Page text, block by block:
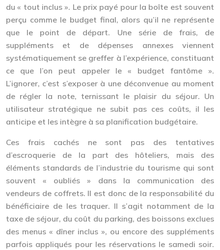
du « tout inclus ». Le prix payé pour la boîte est souvent
perçu comme le budget final, alors qu’il ne représente
que le point de départ. Une série de frais, de
suppléments et de dépenses annexes viennent
systématiquement se greffer à l’expérience, constituant
ce que l’on peut appeler le« budget fantôme ».
L’ignorer, c’est s’exposer à une déconvenue au moment
de régler la note, ternissant le plaisir du séjour. Un
utilisateur stratégique ne subit pas ces coûts, il les
anticipe et les intègre à sa planification budgétaire.
Ces frais cachés ne sont pas des tentatives
d’escroquerie de la part des hôteliers, mais des
éléments standards de l’industrie du tourisme qui sont
souvent « oubliés » dans la communication des
vendeurs de coffrets. Il est donc de la responsabilité du
bénéficiaire de les traquer. Il s’agit notamment de la
taxe de séjour, du coût du parking, des boissons exclues
des menus « dîner inclus », ou encore des suppléments
parfois appliqués pour les réservations le samedi soir.